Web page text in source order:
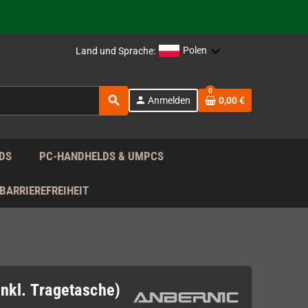
Land und Sprache: Polen
search person Anmelden
0
0,00 €
PC-HANDHELDS & UMPCS
BARRIEREFREIHEIT
Tragetasche)